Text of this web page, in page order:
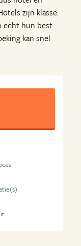
zijn klasse.
echt hun best
kan snel